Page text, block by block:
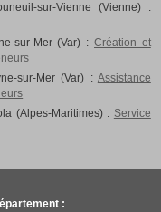
sur-Vienne (Vienne) :
sur-Mer (Var) :Création et
sur-Mer (Var) : Assistance
(Alpes-Maritimes) : Service
: